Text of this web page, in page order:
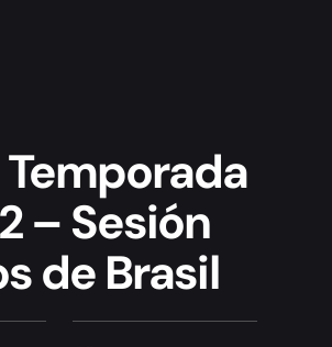
Temporada
– Sesión
de Brasil